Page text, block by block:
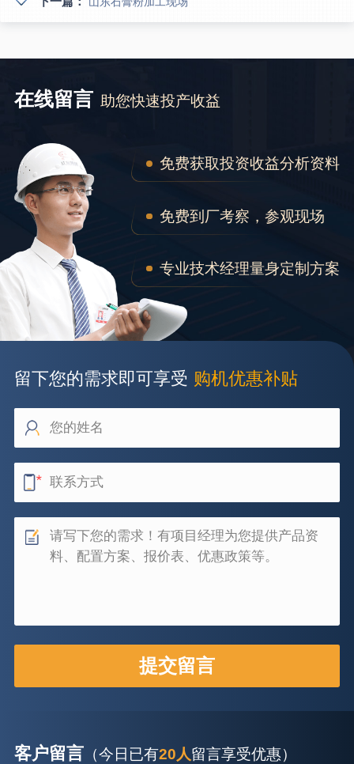
在线留言 助您快速投产收益
免费获取投资收益分析资料
免费到厂考察，参观现场
专业技术经理量身定制方案
留下您的需求即可享受 购机优惠补贴
客户留言 （今日已有20人留言享受优惠）